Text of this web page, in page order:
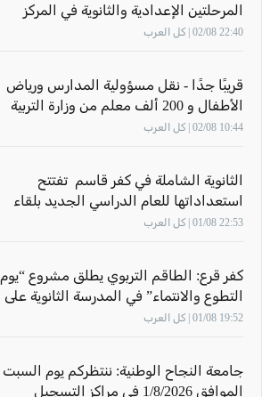
المرحلتين الإعدادية والثانوية في المركز
الجماهيري أم الفحم
22:40 02/08 | كل العرب
قريبًا جدًا - نقل مسؤولية المدارس ورياض
الأطفال و 200 ألف معلم من وزارة التربية
والتعليم للسلطات المحلية
10:44 02/08 | كل العرب
الثانوية الشاملة في كفر قاسم تفتتح
استعداداتها للعام الدراسي الجديد بلقاء
طلاب الصف العاشر وأولياء أمورهم
22:53 01/08 | كل العرب
كفر قرع: الطاقم التربوي يطلق مشروع “يوم
التطوع والانتماء” في المدرسة الثانوية على
اسم أحمد عبد الله يحيى
19:52 01/08 | كل العرب
جامعة النجاح الوطنية: ننتظركم يوم السبت
الموافق 1/8/2026 في مراكز التسجيل